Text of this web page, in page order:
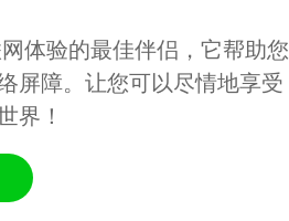
体验的最佳伴侣，它帮助您
屏障。让您可以尽情地享受
界！